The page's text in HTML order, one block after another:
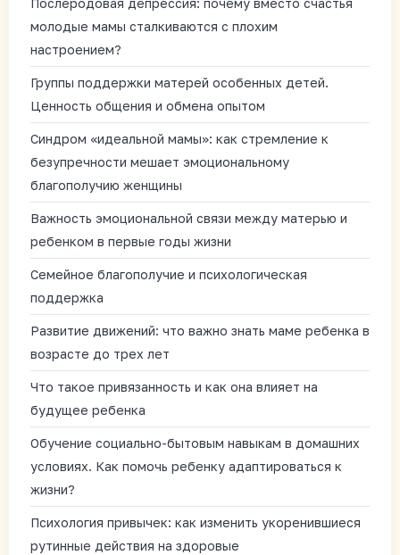
Послеродовая депрессия: почему вместо счастья
молодые мамы сталкиваются с плохим
настроением?
Группы поддержки матерей особенных детей.
Ценность общения и обмена опытом
Синдром «идеальной мамы»: как стремление к
безупречности мешает эмоциональному
благополучию женщины
Важность эмоциональной связи между матерью и
ребенком в первые годы жизни
Семейное благополучие и психологическая
поддержка
Развитие движений: что важно знать маме ребенка в
возрасте до трех лет
Что такое привязанность и как она влияет на
будущее ребенка
Обучение социально-бытовым навыкам в домашних
условиях. Как помочь ребенку адаптироваться к
жизни?
Психология привычек: как изменить укоренившиеся
рутинные действия на здоровые